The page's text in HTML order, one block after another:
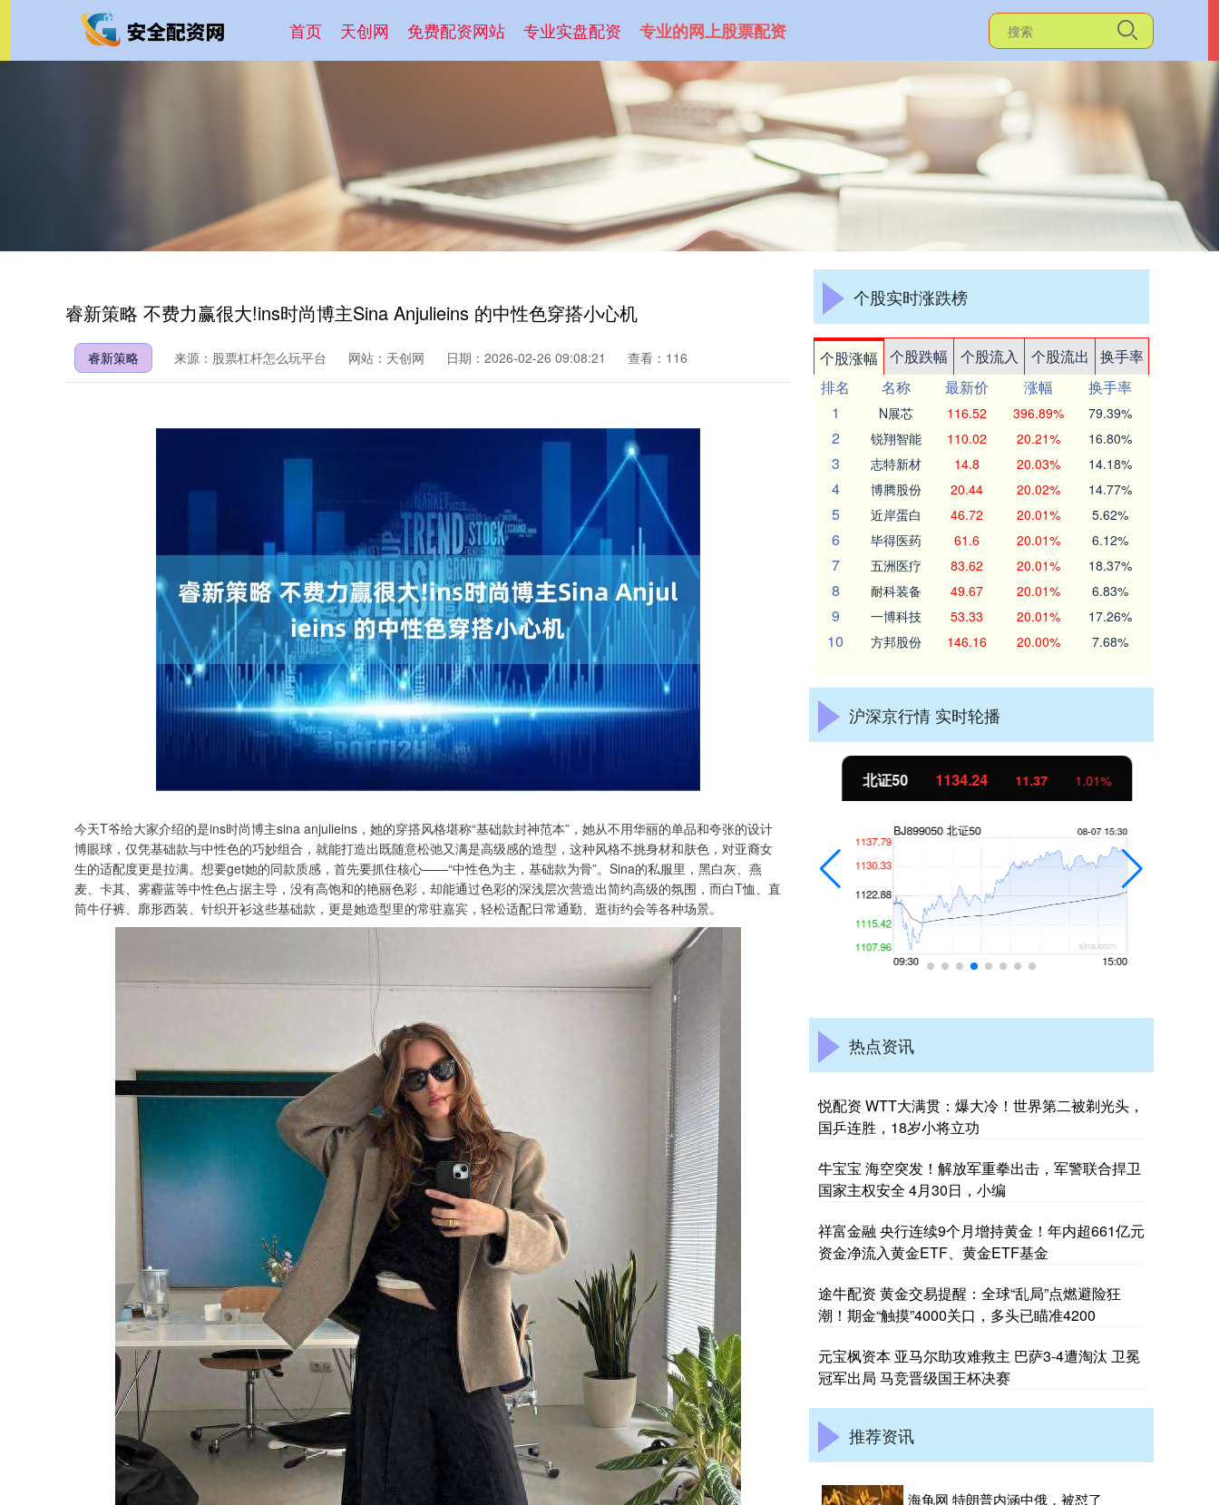
首页 天创网 免费配资网站 专业实盘配资 专业的网上股票配资
睿新策略 不费力赢很大!ins时尚博主Sina Anjulieins 的中性色穿搭小心机
睿新策略 来源：股票杠杆怎么玩平台 网站：天创网 日期：2026-02-26 09:08:21 查看：116
今天T爷给大家介绍的是ins时尚博主sina anjulieins，她的穿搭风格堪称“基础款封神范本”，她从不用华丽的单品和夸张的设计
博眼球，仅凭基础款与中性色的巧妙组合，就能打造出既随意松弛又满是高级感的造型，这种风格不挑身材和肤色，对亚裔女
生的适配度更是拉满。想要get她的同款质感，首先要抓住核心——“中性色为主，基础款为骨”。Sina的私服里，黑白灰、燕
麦、卡其、雾霾蓝等中性色占据主导，没有高饱和的艳丽色彩，却能通过色彩的深浅层次营造出简约高级的氛围，而白T恤、直
筒牛仔裤、廓形西装、针织开衫这些基础款，更是她造型里的常驻嘉宾，轻松适配日常通勤、逛街约会等各种场景。
个股实时涨跌榜
个股涨幅 个股跌幅 个股流入 个股流出
换手率
排名
名称 最新价 涨幅
换手率
1
N展芯 116.52 396.89% 79.39%
2 锐翔智能 110.02 20.21% 16.80%
3 志特新材 14.8 20.03% 14.18%
4 博腾股份 20.44 20.02% 14.77%
5 近岸蛋白 46.72 20.01% 5.62%
6 毕得医药 61.6 20.01% 6.12%
7 五洲医疗 83.62 20.01% 18.37%
8 耐科装备 49.67 20.01% 6.83%
9 一博科技 53.33 20.01% 17.26%
10 方邦股份 146.16 20.00% 7.68%
沪深京行情 实时轮播
北证50 1134.24 11.37 1.01%
热点资讯
悦配资 WTT大满贯：爆大冷！世界第二被剃光头，
国乒连胜，18岁小将立功
牛宝宝 海空突发！解放军重拳出击，军警联合捍卫
国家主权安全 4月30日，小编
祥富金融 央行连续9个月增持黄金！年内超661亿元
资金净流入黄金ETF、黄金ETF基金
途牛配资 黄金交易提醒：全球“乱局”点燃避险狂
潮！期金“触摸”4000关口，多头已瞄准4200
元宝枫资本 亚马尔助攻难救主 巴萨3-4遭淘汰 卫冕
冠军出局 马竞晋级国王杯决赛
推荐资讯
海龟网 特朗普内涵中俄，被怼了